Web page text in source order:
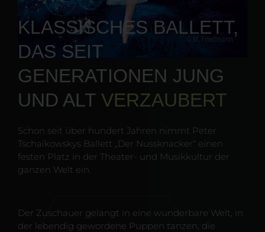
KLASSISCHES BALLETT,
DAS SEIT
GENERATIONEN JUNG
UND ALT VERZAUBERT
Schon seit über hundert Jahren nimmt Peter
Tschaikowskys Ballett „Der Nussknacker“ einen
festen Platz in der Theater- und Musikkultur der
ganzen Welt ein.
Der Zuschauer gelangt in eine wunderbare Welt, in
der lebendig gewordene Puppen tanzen, die